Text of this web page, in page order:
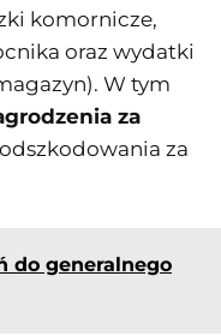
komornicze,
oraz wydatki
W tym
za
za
do generalnego